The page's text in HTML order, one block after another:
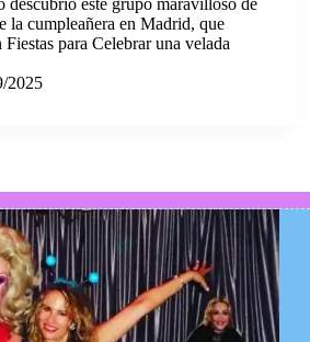
la cumpleañera en Madrid, que
para Celebrar una velada
2025